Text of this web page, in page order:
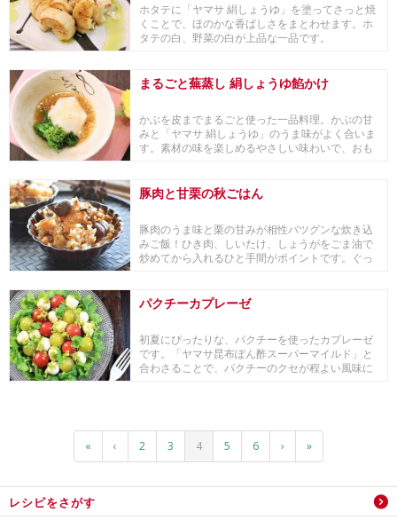
ホタテに「ヤマサ 絹しょうゆ」を塗ってさっと焼
くことで、ほのかな香ばしさをまとわせます。ホ
タテの白、野菜の白が上品な一品です。
まるごと蕪蒸し 絹しょうゆ餡かけ
かぶを皮までまるごと使った一品料理。かぶの甘
みと「ヤマサ 絹しょうゆ」のうま味がよく合いま
す。素材の味を楽しめるやさしい味わいで、おも
豚肉と甘栗の秋ごはん
豚肉のうま味と栗の甘みが相性バツグンな炊き込
みご飯！ひき肉、しいたけ、しょうがをごま油で
炒めてから入れるひと手間がポイントです。ぐっ
パクチーカプレーゼ
初夏にぴったりな、パクチーを使ったカプレーゼ
です。「ヤマサ昆布ぽん酢スーパーマイルド」と
合わさることで、パクチーのクセが程よい風味に
« ‹ 2 3 4 5 6 › »
レシピをさがす